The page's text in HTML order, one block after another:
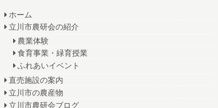
ホーム
立川市農研会の紹介
農業体験
食育事業・緑育授業
ふれあいイベント
直売施設の案内
立川市の農産物
立川市農研会ブログ